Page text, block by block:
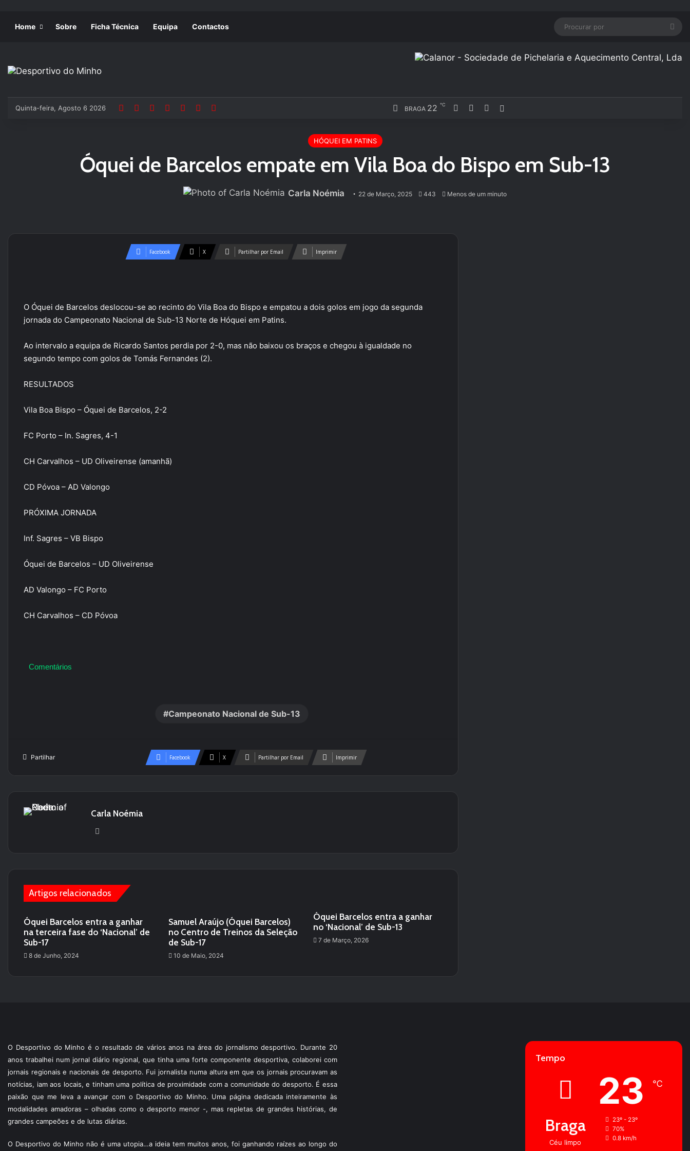
Home Sobre Ficha Técnica Equipa Contactos
Quinta-feira, Agosto 6 2026 BRAGA 22 ℃ FacebookYouTubeInstagram
HÓQUEI EM PATINS
Óquei de Barcelos empate em Vila Boa do Bispo em Sub-13
Carla Noémia 22 de Março, 2025 443 Menos de um minuto
Facebook X Partilhar por Email Imprimir
O Óquei de Barcelos deslocou-se ao recinto do Vila Boa do Bispo e empatou a dois golos em jogo da segunda
jornada do Campeonato Nacional de Sub-13 Norte de Hóquei em Patins.
Ao intervalo a equipa de Ricardo Santos perdia por 2-0, mas não baixou os braços e chegou à igualdade no
segundo tempo com golos de Tomás Fernandes (2).
RESULTADOS
Vila Boa Bispo – Óquei de Barcelos, 2-2
FC Porto – In. Sagres, 4-1
CH Carvalhos – UD Oliveirense (amanhã)
CD Póvoa – AD Valongo
PRÓXIMA JORNADA
Inf. Sagres – VB Bispo
Óquei de Barcelos – UD Oliveirense
AD Valongo – FC Porto
CH Carvalhos – CD Póvoa
Comentários
Campeonato Nacional de Sub-13
Partilhar Facebook X Partilhar por Email Imprimir
Carla Noémia
Artigos relacionados
Óquei Barcelos entra a ganhar
na terceira fase do ‘Nacional’ de
Sub-17
8 de Junho, 2024
Samuel Araújo (Óquei Barcelos)
no Centro de Treinos da Seleção
de Sub-17
10 de Maio, 2024
Óquei Barcelos entra a ganhar
no ‘Nacional’ de Sub-13
7 de Março, 2026
O Desportivo do Minho é o resultado de vários anos na área do jornalismo desportivo. Durante 20
anos trabalhei num jornal diário regional, que tinha uma forte componente desportiva, colaborei com
jornais regionais e nacionais de desporto. Fui jornalista numa altura em que os jornais procuravam as
notícias, iam aos locais, e tinham uma política de proximidade com a comunidade do desporto. É essa
paixão que me leva a avançar com o Desportivo do Minho. Uma página dedicada inteiramente às
modalidades amadoras – olhadas como o desporto menor -, mas repletas de grandes histórias, de
grandes campeões e de lutas diárias.
O Desportivo do Minho não é uma utopia…a ideia tem muitos anos, foi ganhando raízes ao longo do
Tempo
Braga
Céu limpo
23 ℃
23º - 23º
70%
0.8 km/h